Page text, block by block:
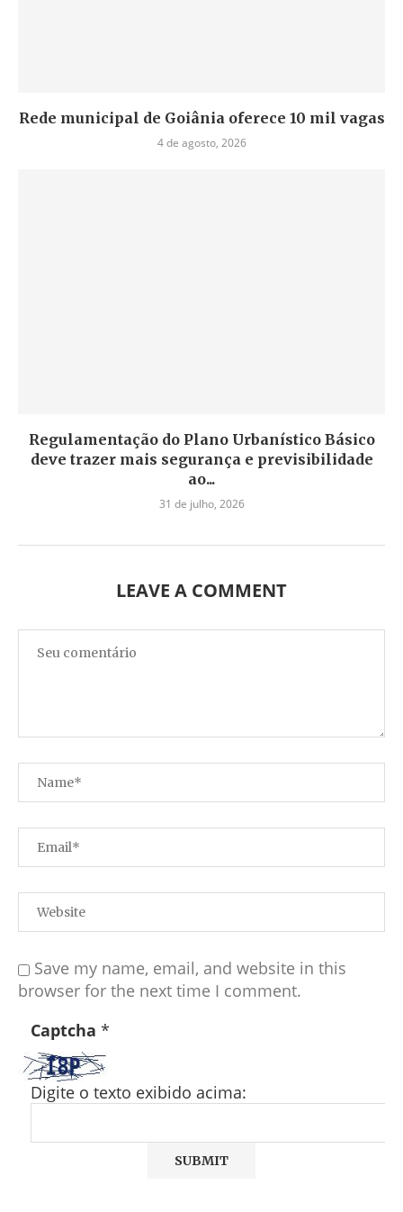
Rede municipal de Goiânia oferece 10 mil vagas
4 de agosto, 2026
Regulamentação do Plano Urbanístico Básico
deve trazer mais segurança e previsibilidade
ao...
31 de julho, 2026
LEAVE A COMMENT
Save my name, email, and website in this
browser for the next time I comment.
Captcha *
Digite o texto exibido acima: